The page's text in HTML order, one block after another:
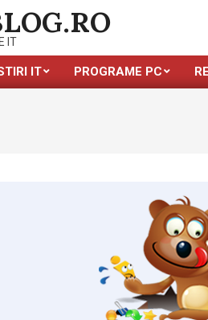
IT
IT PROGRAME PC